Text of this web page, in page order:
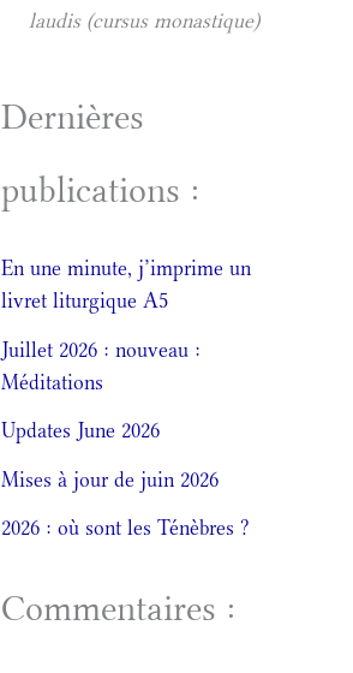
laudis (cursus monastique)
Dernières
publications :
En une minute, j’imprime un
livret liturgique A5
Juillet 2026 : nouveau :
Méditations
Updates June 2026
Mises à jour de juin 2026
2026 : où sont les Ténèbres ?
Commentaires :